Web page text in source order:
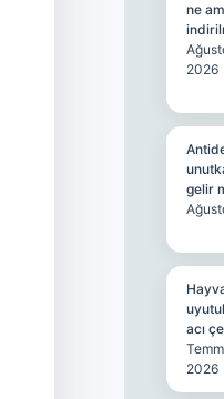
ne
2026
gelir
acı
2026